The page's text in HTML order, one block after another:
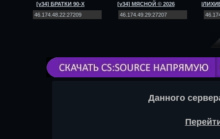
[v34] БРАТКИ 90-Х
[Public] 18+
[v34] МЯСНОЙ © 2026
[Public] 18+
Данного